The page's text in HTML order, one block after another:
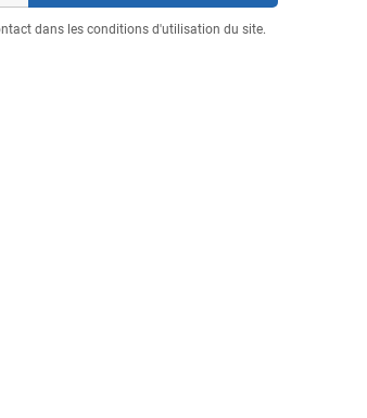
dans les conditions d'utilisation du site.